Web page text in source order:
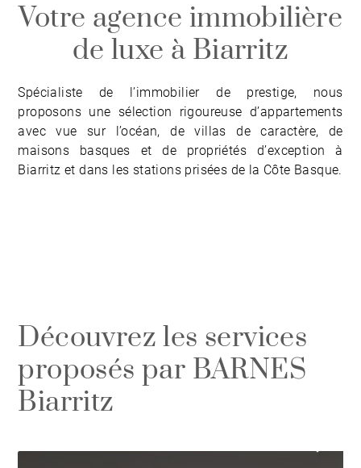
Votre agence immobilière
de luxe à Biarritz
Spécialiste de l’immobilier de prestige, nous
proposons une sélection rigoureuse d’appartements
avec vue sur l’océan, de villas de caractère, de
maisons basques et de propriétés d’exception à
Biarritz et dans les stations prisées de la Côte Basque.
Découvrez les services
proposés par BARNES
Biarritz